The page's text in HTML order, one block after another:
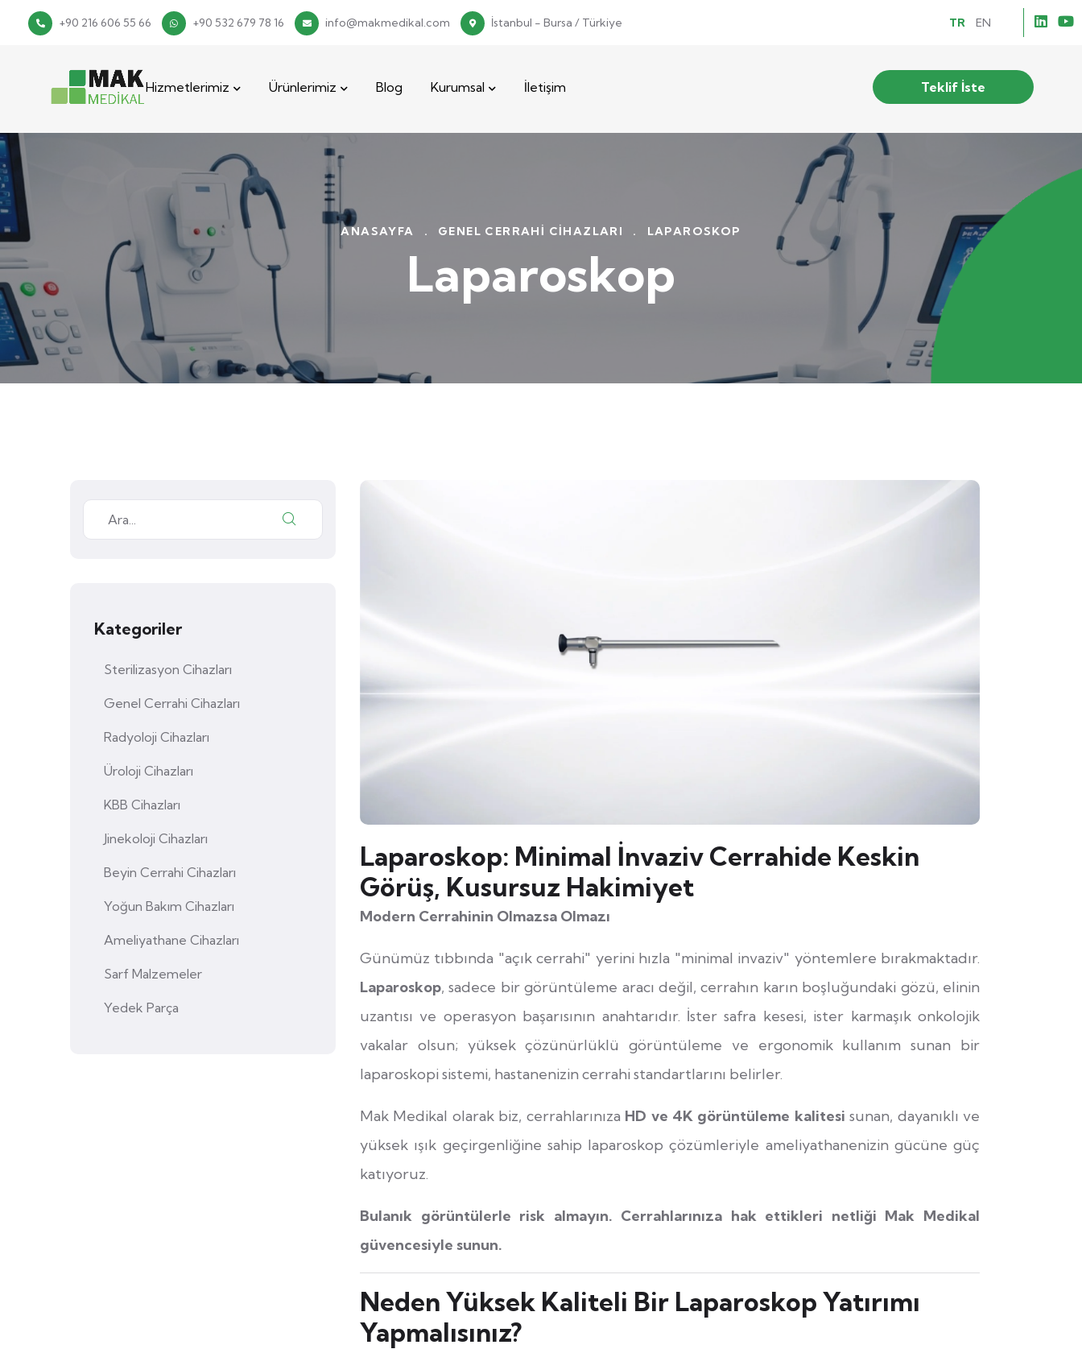
+90 216 606 55 66 +90 532 679 78 16 info@makmedikal.com İstanbul - Bursa / Türkiye TR EN
Hizmetlerimiz Ürünlerimiz Blog Kurumsal İletişim Teklif İste
ANASAYFA . GENEL CERRAHI CIHAZLARI . LAPAROSKOP
Laparoskop
Kategoriler
Sterilizasyon Cihazları
Genel Cerrahi Cihazları
Radyoloji Cihazları
Üroloji Cihazları
KBB Cihazları
Jinekoloji Cihazları
Beyin Cerrahi Cihazları
Yoğun Bakım Cihazları
Ameliyathane Cihazları
Sarf Malzemeler
Yedek Parça
Laparoskop: Minimal İnvaziv Cerrahide Keskin
Görüş, Kusursuz Hakimiyet
Modern Cerrahinin Olmazsa Olmazı
Günümüz tıbbında "açık cerrahi" yerini hızla "minimal invaziv" yöntemlere bırakmaktadır.
Laparoskop, sadece bir görüntüleme aracı değil, cerrahın karın boşluğundaki gözü, elinin
uzantısı ve operasyon başarısının anahtarıdır. İster safra kesesi, ister karmaşık onkolojik
vakalar olsun; yüksek çözünürlüklü görüntüleme ve ergonomik kullanım sunan bir
laparoskopi sistemi, hastanenizin cerrahi standartlarını belirler.
Mak Medikal olarak biz, cerrahlarınıza HD ve 4K görüntüleme kalitesi sunan, dayanıklı ve
yüksek ışık geçirgenliğine sahip laparoskop çözümleriyle ameliyathanenizin gücüne güç
katıyoruz.
Bulanık görüntülerle risk almayın. Cerrahlarınıza hak ettikleri netliği Mak Medikal
güvencesiyle sunun.
Neden Yüksek Kaliteli Bir Laparoskop Yatırımı
Yapmalısınız?